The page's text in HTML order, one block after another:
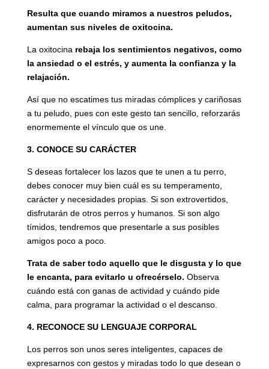
Resulta que cuando miramos a nuestros peludos,
aumentan sus niveles de oxitocina.
La oxitocina rebaja los sentimientos negativos, como
la ansiedad o el estrés, y aumenta la confianza y la
relajación.
Así que no escatimes tus miradas cómplices y cariñosas
a tu peludo, pues con este gesto tan sencillo, reforzarás
enormemente el vínculo que os une.
3. CONOCE SU CARÁCTER
S deseas fortalecer los lazos que te unen a tu perro,
debes conocer muy bien cuál es su temperamento,
carácter y necesidades propias. Si son extrovertidos,
disfrutarán de otros perros y humanos. Si son algo
tímidos, tendremos que presentarle a sus posibles
amigos poco a poco.
Trata de saber todo aquello que le disgusta y lo que
le encanta, para evitarlo u ofrecérselo. Observa
cuándo está con ganas de actividad y cuándo pide
calma, para programar la actividad o el descanso.
4. RECONOCE SU LENGUAJE CORPORAL
Los perros son unos seres inteligentes, capaces de
expresarnos con gestos y miradas todo lo que desean o